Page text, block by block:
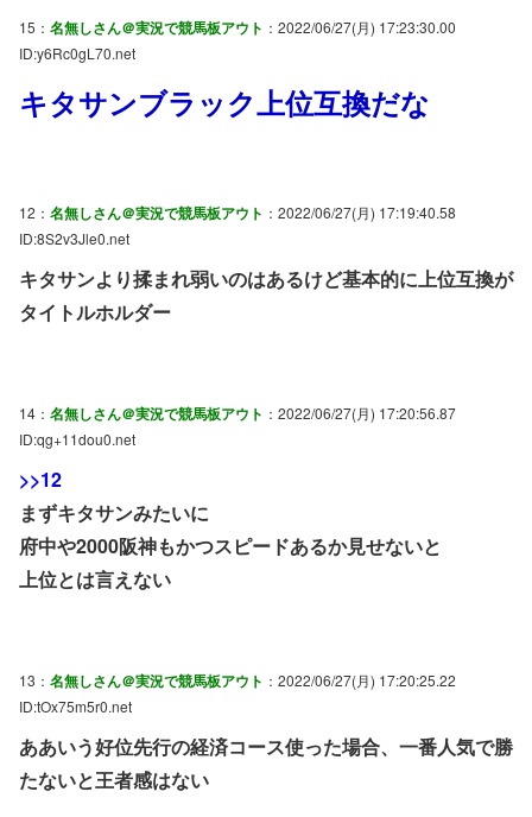
15： 名無しさん＠実況で競馬板アウト ：2022/06/27(月) 17:23:30.00
ID:y6Rc0gL70.net
キタサンブラック上位互換だな
12： 名無しさん＠実況で競馬板アウト ：2022/06/27(月) 17:19:40.58
ID:8S2v3Jle0.net
キタサンより揉まれ弱いのはあるけど基本的に上位互換が
タイトルホルダー
14： 名無しさん＠実況で競馬板アウト ：2022/06/27(月) 17:20:56.87
ID:qg+11dou0.net
>>12
まずキタサンみたいに
府中や2000阪神もかつスピードあるか見せないと
上位とは言えない
13： 名無しさん＠実況で競馬板アウト ：2022/06/27(月) 17:20:25.22
ID:tOx75m5r0.net
ああいう好位先行の経済コース使った場合、一番人気で勝
たないと王者感はない